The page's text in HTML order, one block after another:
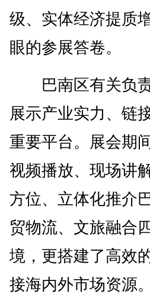
级、实体经济提质
眼的参展答卷。
巴南区有关负责
展示产业实力、链
重要平台。展会期
视频播放、现场讲
方位、立体化推介
贸物流、文旅融合
境，更搭建了高效
接海内外市场资源。